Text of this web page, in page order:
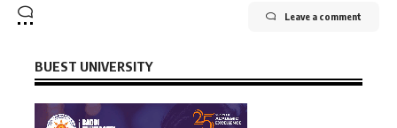
Leave a comment
BUEST UNIVERSITY